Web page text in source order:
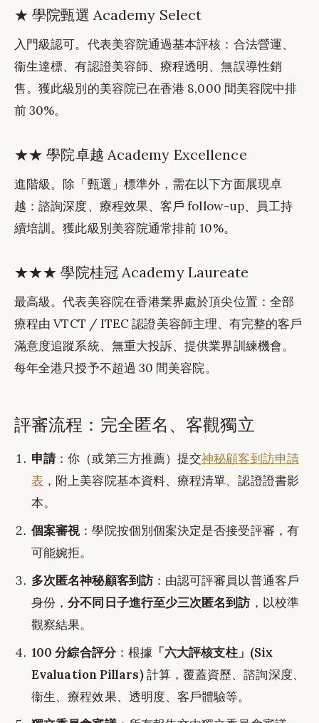
★ 學院甄選 Academy Select
入門級認可。代表美容院通過基本評核：合法營運、
衞生達標、有認證美容師、療程透明、無誤導性銷
售。獲此級別的美容院已在香港 8,000 間美容院中排
前 30%。
★★ 學院卓越 Academy Excellence
進階級。除「甄選」標準外，需在以下方面展現卓
越：諮詢深度、療程效果、客戶 follow-up、員工持
續培訓。獲此級別美容院通常排前 10%。
★★★ 學院桂冠 Academy Laureate
最高級。代表美容院在香港業界處於頂尖位置：全部
療程由 VTCT / ITEC 認證美容師主理、有完整的客戶
滿意度追蹤系統、無重大投訴、提供業界訓練機會。
每年全港只授予不超過 30 間美容院。
評審流程：完全匿名、客觀獨立
申請 ：你（或第三方推薦）提交神秘顧客到訪申請
表 ，附上美容院基本資料、療程清單、認證證書影
本。
個案審視：學院按個別個案決定是否接受評審，有
可能婉拒。
多次匿名神秘顧客到訪：由認可評審員以普通客戶
身份，分不同日子進行至少三次匿名到訪，以校準
觀察結果。
100 分綜合評分：根據 「六大評核支柱」(Six
Evaluation Pillars)計算，覆蓋資歷、諮詢深度、
衞生、療程效果、透明度、客戶體驗等。